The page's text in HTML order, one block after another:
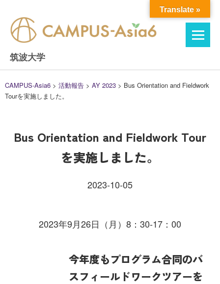
content
筑波大学
CAMPUS-Asia6 > 活動報告 > AY 2023 > Bus Orientation and Fieldwork
Tourを実施しました。
Bus Orientation and Fieldwork Tour
を実施しました。
2023-10-05
2023年9月26日（月）8：30-17：00
今年度もプログラム合同のバ
スフィールドワークツアーを
Translate »